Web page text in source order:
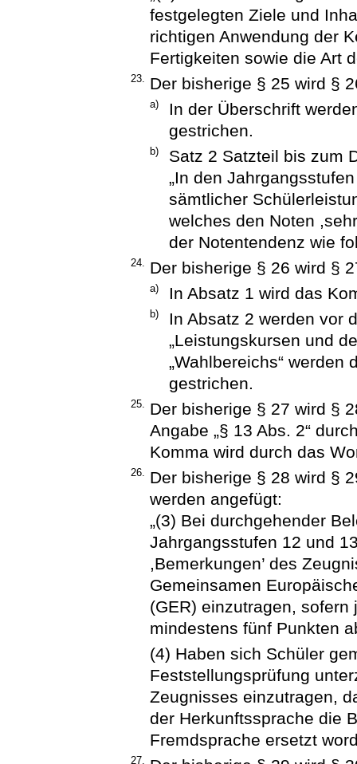
festgelegten Ziele und
richtigen Anwendung der
Fertigkeiten sowie die Art
23. Der bisherige § 25 wird §
a)
In der Überschrift
gestrichen.
b)
Satz 2 Satzteil bis zum
„In den
sämtlicher
welches den Noten
der Notentendenz wie
24. Der bisherige § 26 wird §
a) In Absatz 1 wird das
b)
In Absatz 2 werden vor
„Leistungskursen und
„Wahlbereichs“ werden
gestrichen.
25.
Der bisherige § 27 wird §
Angabe „§ 13 Abs. 2“
Komma wird durch das
26.
Der bisherige § 28 wird §
werden angefügt:
„(3) Bei durchgehender
Jahrgangsstufen 12 und
,Bemerkungen’ des
Gemeinsamen
(GER) einzutragen,
mindestens fünf Punkten
(4) Haben sich Schüler
Feststellungsprüfung
Zeugnisses einzutragen,
der Herkunftssprache die
Fremdsprache ersetzt
27.